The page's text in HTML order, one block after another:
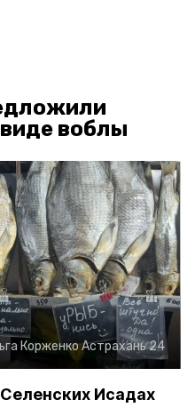
воблы
КорженкоАстрахань 24
Исадах